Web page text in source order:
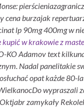
cena burzajak
lp 90mg 400mg w
w krakowie z
KO Adamov text
Nadal panelitakie
opat każde 80-
wypraszali
zamykały